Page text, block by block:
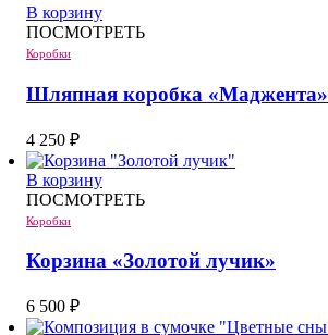
В корзину
ПОСМОТРЕТЬ
Коробки
Шляпная коробка «Маджента»
4 250 ₽
В корзину
ПОСМОТРЕТЬ
Коробки
Корзина «Золотой лучик»
6 500 ₽